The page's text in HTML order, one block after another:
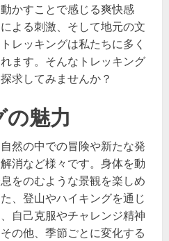
かすことで感じる爽快感
よる刺激、そして地元の文
レッキングは私たちに多く
ます。そんなトレッキング
求してみませんか？
の魅力
然の中での冒険や新たな発
消など様々です。身体を動
をのむような景観を楽しめ
、登山やハイキングを通じ
自己克服やチャレンジ精神
の他、季節ごとに変化する